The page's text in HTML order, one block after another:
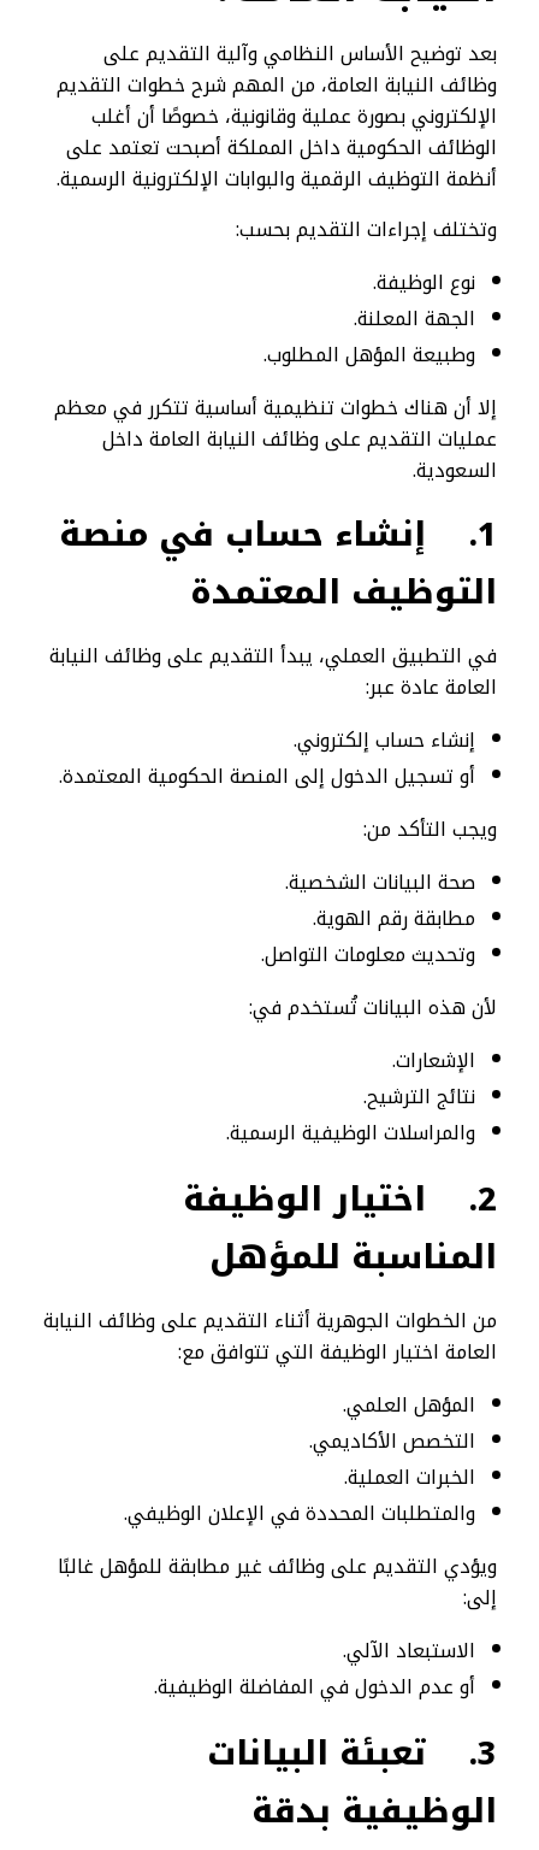
بعد توضيح الأساس النظامي وآلية التقديم على
وظائف النيابة العامة، من المهم شرح خطوات التقديم
الإلكتروني بصورة عملية وقانونية، خصوصًا أن أغلب
الوظائف الحكومية داخل المملكة أصبحت تعتمد على
أنظمة التوظيف الرقمية والبوابات الإلكترونية الرسمية.
وتختلف إجراءات التقديم بحسب:
نوع الوظيفة.
الجهة المعلنة.
وطبيعة المؤهل المطلوب.
إلا أن هناك خطوات تنظيمية أساسية تتكرر في معظم
عمليات التقديم على وظائف النيابة العامة داخل
السعودية.
1.
إنشاء حساب في منصة
التوظيف المعتمدة
في التطبيق العملي، يبدأ التقديم على وظائف النيابة
العامة عادة عبر:
إنشاء حساب إلكتروني.
أو تسجيل الدخول إلى المنصة الحكومية المعتمدة.
ويجب التأكد من:
صحة البيانات الشخصية.
مطابقة رقم الهوية.
وتحديث معلومات التواصل.
لأن هذه البيانات تُستخدم في:
الإشعارات.
نتائج الترشيح.
والمراسلات الوظيفية الرسمية.
2.
اختيار الوظيفة
المناسبة للمؤهل
من الخطوات الجوهرية أثناء التقديم على وظائف النيابة
العامة اختيار الوظيفة التي تتوافق مع:
المؤهل العلمي.
التخصص الأكاديمي.
الخبرات العملية.
والمتطلبات المحددة في الإعلان الوظيفي.
ويؤدي التقديم على وظائف غير مطابقة للمؤهل غالبًا
إلى:
الاستبعاد الآلي.
أو عدم الدخول في المفاضلة الوظيفية.
3.
تعبئة البيانات
الوظيفية بدقة